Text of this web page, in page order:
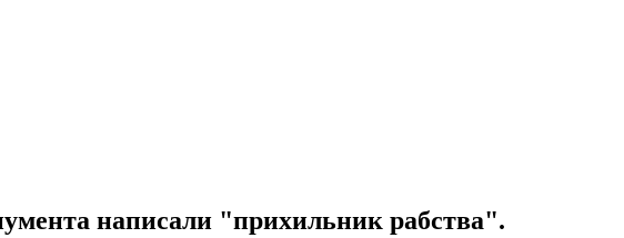
написали "прихильник рабства".